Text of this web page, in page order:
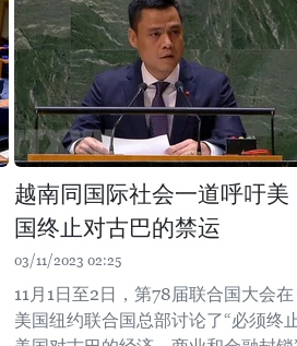
越南同国际社会一道呼吁美
国终止对古巴的禁运
03/11/2023 02:25
11月1日至2日，第78届联合国大会在
美国纽约联合国总部讨论了“必须终